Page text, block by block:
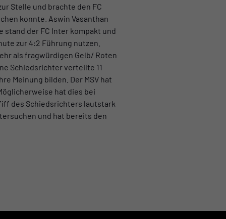
Stelle und brachte den FC
konnte. Aswin Vasanthan
der FC Inter kompakt und
zur 4:2 Führung nutzen.
als fragwürdigen Gelb/ Roten
Schiedsrichter verteilte 11
Meinung bilden. Der MSV hat
hat dies bei
des Schiedsrichters lautstark
und hat bereits den